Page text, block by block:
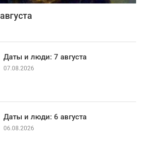
Даты и люди: 7 августа
07.08.2026
Даты и люди: 6 августа
06.08.2026